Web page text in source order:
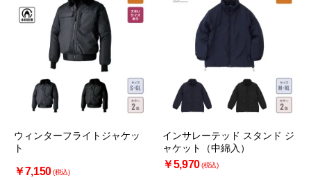
ウィンターフライトジャケッ
ト
￥7,150(税込)
インサレーテッド スタンド ジ
ャケット（中綿入）
￥5,970(税込)